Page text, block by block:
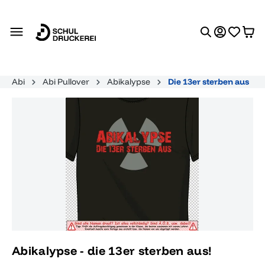
Abi Abi Pullover Abikalypse
Die 13er sterben aus
Bildergalerie überspringen
Abikalypse - die 13er sterben aus!